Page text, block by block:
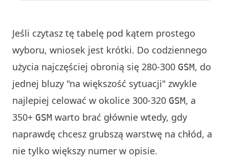
Jeśli czytasz tę tabelę pod kątem prostego
wyboru, wniosek jest krótki. Do codziennego
użycia najczęściej obronią się 280-300 GSM, do
jednej bluzy "na większość sytuacji" zwykle
najlepiej celować w okolice 300-320 GSM, a
350+ GSM warto brać głównie wtedy, gdy
naprawdę chcesz grubszą warstwę na chłód, a
nie tylko większy numer w opisie.